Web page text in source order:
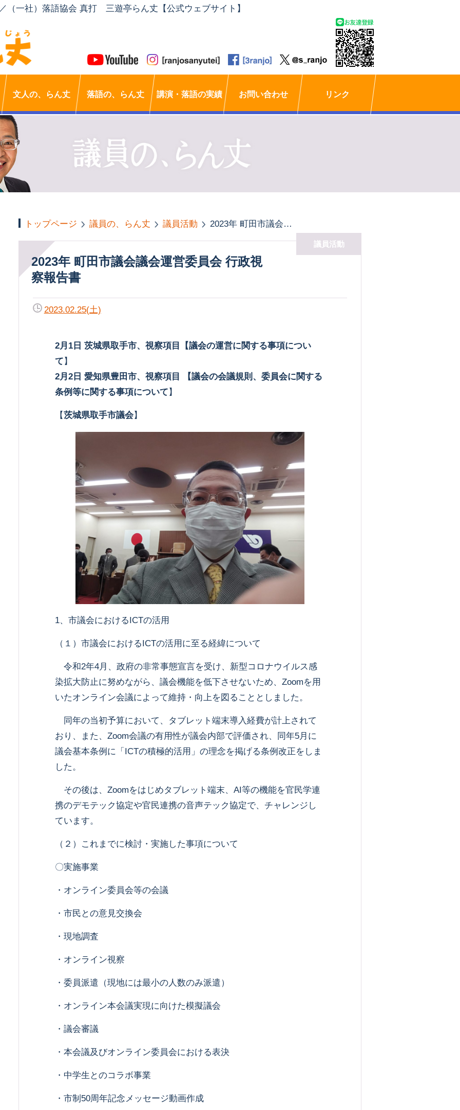
（一社）落語協会 真打 三遊亭らん丈【公式ウェブサイト】
文人の、らん丈 落語の、らん丈 講演・落語の実績 お問い合わせ リンク
トップページ 議員の、らん丈 議員活動 2023年 町田市議会議会運営委員会 行政視察報告書
2023年 町田市議会議会運営委員会 行政視
察報告書
議員活動
2023.02.25(土)
2月1日 茨城県取手市、視察項目【議会の運営に関する事項につい
て 】
2月2日 愛知県豊田市、視察項目 【議会の会議規則、委員会に関する
条例等に関する事項について 】
【茨城県取手市議会】
1、市議会におけるICTの活用
（１）市議会におけるICTの活用に至る経緯について
令和2年4月、政府の非常事態宣言を受け、新型コロナウイルス感
染拡大防止に努めながら、議会機能を低下させないため、Zoomを用
いたオンライン会議によって維持・向上を図ることとしました。
同年の当初予算において、タブレット端末導入経費が計上されて
おり、また、Zoom会議の有用性が議会内部で評価され、同年5月に
議会基本条例に「ICTの積極的活用」の理念を掲げる条例改正をしま
した。
その後は、Zoomをはじめタブレット端末、AI等の機能を官民学連
携のデモテック協定や官民連携の音声テック協定で、チャレンジし
ています。
（２）これまでに検討・実施した事項について
〇実施事業
・オンライン委員会等の会議
・市民との意見交換会
・現地調査
・オンライン視察
・委員派遣（現地には最小の人数のみ派遣）
・オンライン本会議実現に向けた模擬議会
・議会審議
・本会議及びオンライン委員会における表決
・中学生とのコラボ事業
・市制50周年記念メッセージ動画作成